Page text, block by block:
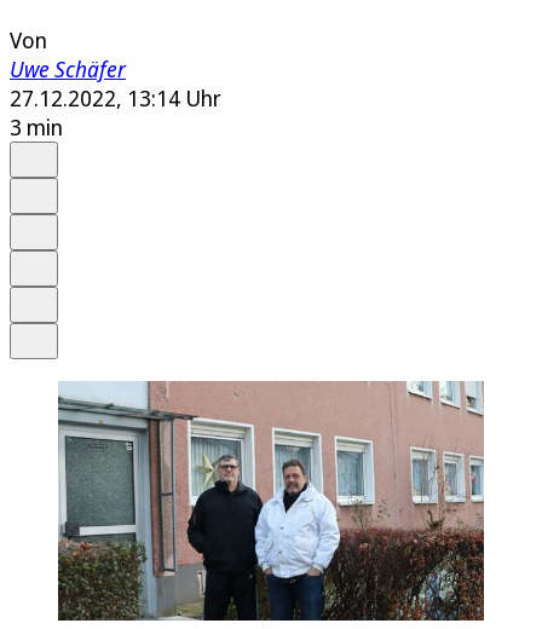
Von
Uwe Schäfer
27.12.2022, 13:14 Uhr
3 min